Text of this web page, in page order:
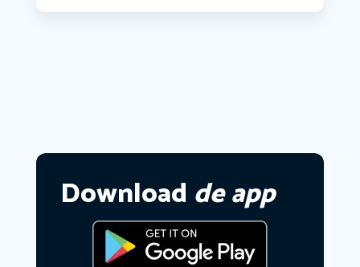
Download de app